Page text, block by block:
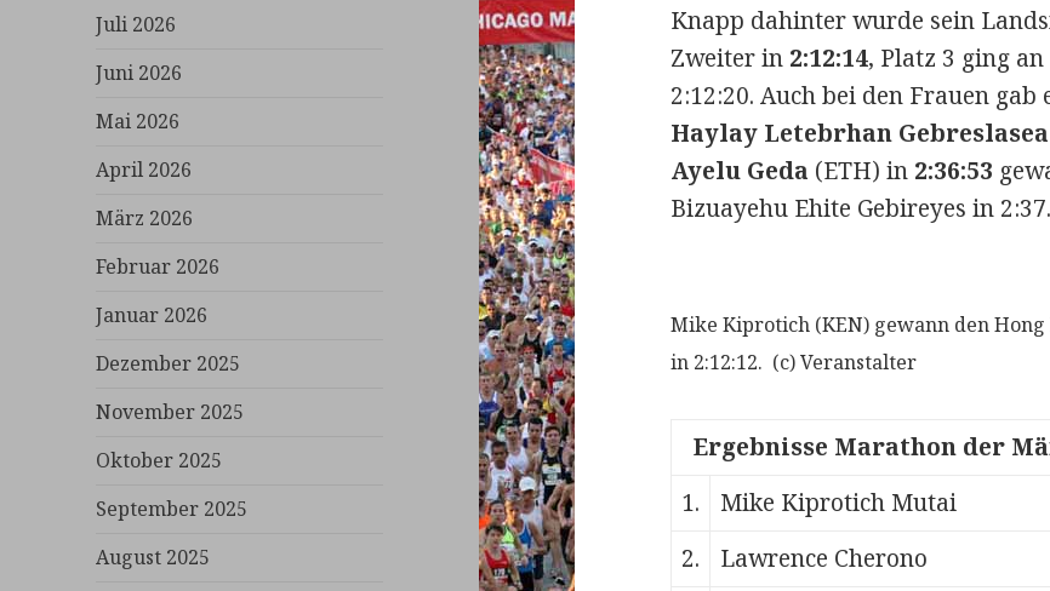
Juli 2026
Juni 2026
Mai 2026
April 2026
März 2026
Februar 2026
Januar 2026
Dezember 2025
November 2025
Oktober 2025
September 2025
August 2025
Knapp dahinter wurde sein
Zweiter in 2:12:14, Platz 3 ging
2:12:20. Auch bei den Frauen
Haylay Letebrhan Gebreslasea
Ayelu Geda (ETH) in 2:36:53
Bizuayehu Ehite Gebireyes in
Mike Kiprotich (KEN) gewann den
in 2:12:12. (c) Veranstalter
Ergebnisse Marathon der
1.
Mike Kiprotich Mutai
2.
Lawrence Cherono